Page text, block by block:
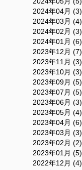
2024年04月 (3)
2024年03月 (4)
2024年02月 (3)
2024年01月 (6)
2023年12月 (7)
2023年11月 (3)
2023年10月 (3)
2023年09月 (5)
2023年07月 (5)
2023年06月 (3)
2023年05月 (4)
2023年04月 (6)
2023年03月 (3)
2023年02月 (2)
2023年01月 (5)
2022年12月 (4)